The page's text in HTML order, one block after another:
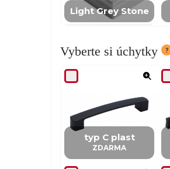
Light Grey Stone
Vyberte si úchytky
typ C plast
ZDARMA